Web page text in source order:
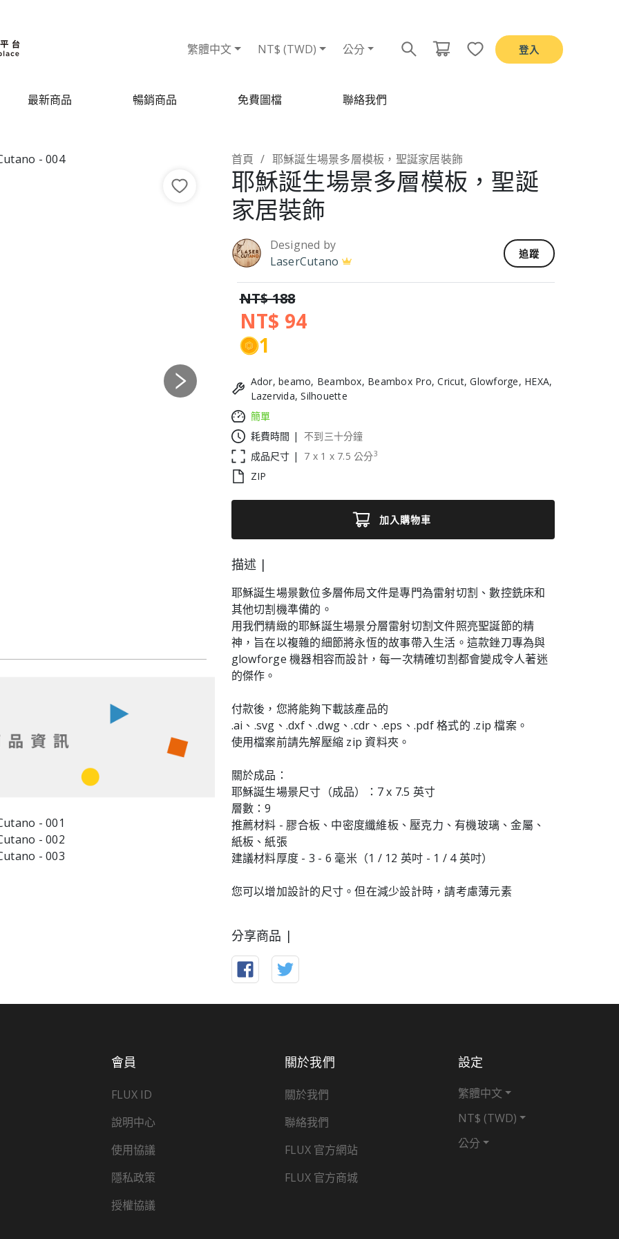
繁體中文 NT$ (TWD) 公分 登入
最新商品 暢銷商品 免費圖檔 聯絡我們
Next
首頁 耶穌誕生場景多層模板，聖誕家居裝飾
耶穌誕生場景多層模板，聖誕
家居裝飾
Designed by
LaserCutano
追蹤
NT$ 188
NT$ 94
1
Ador, beamo, Beambox, Beambox Pro, Cricut, Glowforge, HEXA,
Lazervida, Silhouette
簡單
耗費時間 |
不到三十分鐘
成品尺寸 |
7 x 1 x 7.5 公分3
ZIP
加入購物車
描述 |
耶穌誕生場景數位多層佈局文件是專門為雷射切割、數控銑床和
其他切割機準備的。
用我們精緻的耶穌誕生場景分層雷射切割文件照亮聖誕節的精
神，旨在以複雜的細節將永恆的故事帶入生活。這款銼刀專為與
glowforge 機器相容而設計，每一次精確切割都會變成令人著迷
的傑作。
付款後，您將能夠下載該產品的
.ai、.svg、.dxf、.dwg、.cdr、.eps、.pdf 格式的 .zip 檔案。
使用檔案前請先解壓縮 zip 資料夾。
關於成品：
耶穌誕生場景尺寸（成品）：7 x 7.5 英寸
層數：9
推薦材料 - 膠合板、中密度纖維板、壓克力、有機玻璃、金屬、
紙板、紙張
建議材料厚度 - 3 - 6 毫米（1 / 12 英吋 - 1 / 4 英吋）
您可以增加設計的尺寸。但在減少設計時，請考慮薄元素
分享商品 |
會員
FLUX ID
說明中心
使用協議
隱私政策
授權協議
關於我們
關於我們
聯絡我們
FLUX 官方網站
FLUX 官方商城
設定
繁體中文
NT$ (TWD)
公分